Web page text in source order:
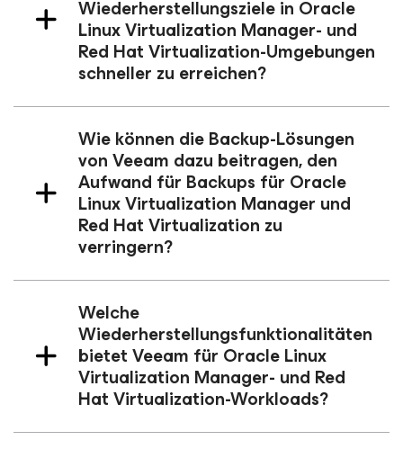
Wiederherstellungsziele in Oracle
Linux Virtualization Manager- und
Red Hat Virtualization-Umgebungen
schneller zu erreichen?
Wie können die Backup-Lösungen
von Veeam dazu beitragen, den
Aufwand für Backups für Oracle
Linux Virtualization Manager und
Red Hat Virtualization zu
verringern?
Welche
Wiederherstellungsfunktionalitäten
bietet Veeam für Oracle Linux
Virtualization Manager- und Red
Hat Virtualization-Workloads?